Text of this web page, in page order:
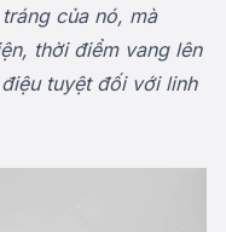
của nó, mà
thời điểm vang lên
tuyệt đối với linh